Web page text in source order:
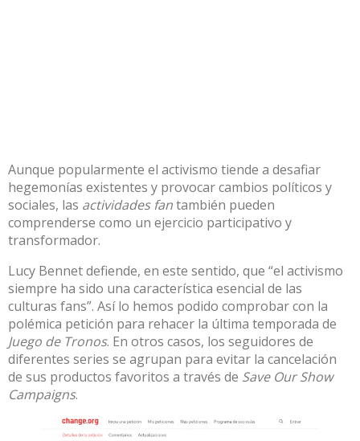
Aunque popularmente el activismo tiende a desafiar
hegemonías existentes y provocar cambios políticos y
sociales, las actividades fantambién pueden
comprenderse como un ejercicio participativo y
transformador.
Lucy Bennetdefiende, en este sentido, que “el activismo
siempre ha sido una característica esencial de las
culturas fans”. Así lo hemos podido comprobar con la
polémica petición para rehacer la última temporada de
Juego de Tronos. En otros casos, los seguidores de
diferentes series se agrupan para evitar la cancelación
de sus productos favoritos a través de Save Our Show
Campaigns.